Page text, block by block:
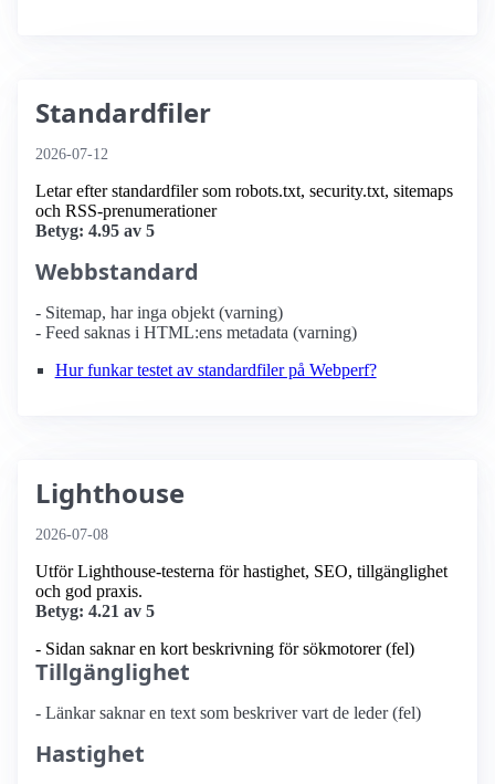
Standardfiler
2026-07-12
Letar efter standardfiler som robots.txt, security.txt, sitemaps
och RSS-prenumerationer
Betyg: 4.95 av 5
Webbstandard
- Sitemap, har inga objekt (varning)
- Feed saknas i HTML:ens metadata (varning)
Hur funkar testet av standardfiler på Webperf?
Lighthouse
2026-07-08
Utför Lighthouse-testerna för hastighet, SEO, tillgänglighet
och god praxis.
Betyg: 4.21 av 5
- Sidan saknar en kort beskrivning för sökmotorer (fel)
Tillgänglighet
- Länkar saknar en text som beskriver vart de leder (fel)
Hastighet